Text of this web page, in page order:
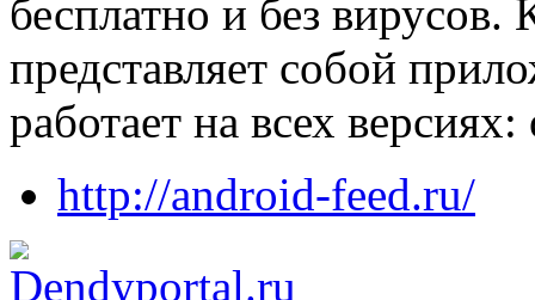
бесплатно и без
представляет собой
работает на всех
http://android-feed.ru/